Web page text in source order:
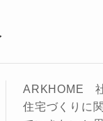
ARKHOME
住宅づくりに